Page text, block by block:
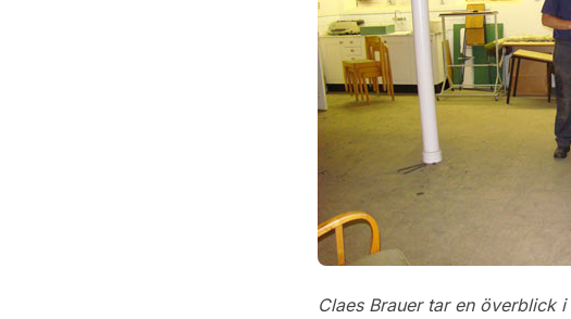
Claes Brauer tar en överblick